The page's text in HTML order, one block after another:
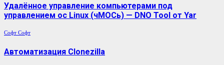
Удалённое управление компьютерами под
управлением ос Linux (чМОСь) — DNO Tool от Yar
Софт Софт
Автоматизация Clonezilla